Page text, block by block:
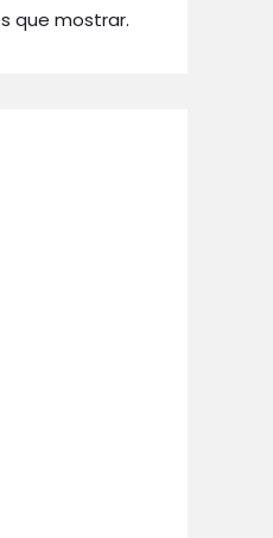
que mostrar.